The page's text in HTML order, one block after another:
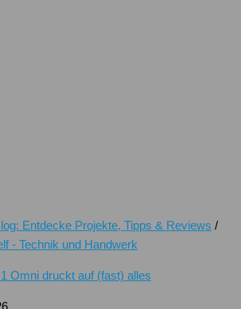
Entdecke Projekte, Tipps & Reviews /
- Technik und Handwerk
Omni druckt auf (fast) alles